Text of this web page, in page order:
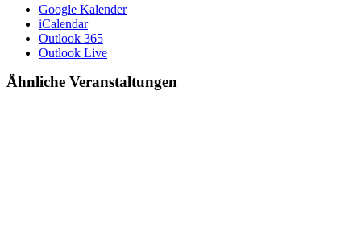
Google Kalender
iCalendar
Outlook 365
Outlook Live
Ähnliche Veranstaltungen